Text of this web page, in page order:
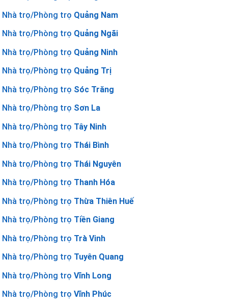
Nhà trọ/Phòng trọ Quảng Nam
Nhà trọ/Phòng trọ Quảng Ngãi
Nhà trọ/Phòng trọ Quảng Ninh
Nhà trọ/Phòng trọ Quảng Trị
Nhà trọ/Phòng trọ Sóc Trăng
Nhà trọ/Phòng trọ Sơn La
Nhà trọ/Phòng trọ Tây Ninh
Nhà trọ/Phòng trọ Thái Bình
Nhà trọ/Phòng trọ Thái Nguyên
Nhà trọ/Phòng trọ Thanh Hóa
Nhà trọ/Phòng trọ Thừa Thiên Huế
Nhà trọ/Phòng trọ Tiền Giang
Nhà trọ/Phòng trọ Trà Vinh
Nhà trọ/Phòng trọ Tuyên Quang
Nhà trọ/Phòng trọ Vĩnh Long
Nhà trọ/Phòng trọ Vĩnh Phúc